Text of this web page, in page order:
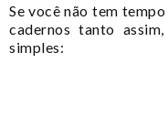
Se você não tem
cadernos tanto
simples: